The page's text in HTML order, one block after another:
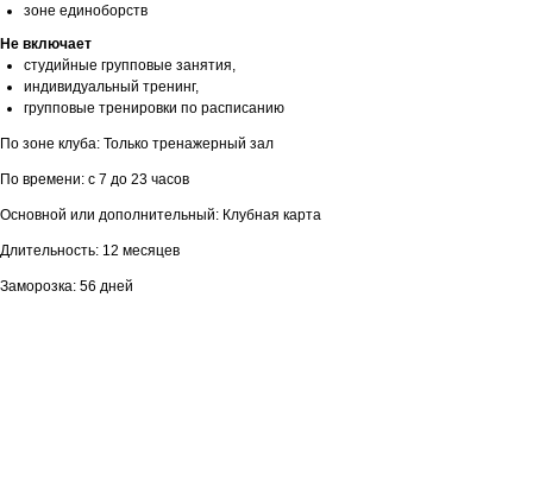
зоне единоборств
Не включает
студийные групповые занятия,
индивидуальный тренинг,
групповые тренировки по расписанию
По зоне клуба: Только тренажерный зал
По времени: с 7 до 23 часов
Основной или дополнительный: Клубная карта
Длительность: 12 месяцев
Заморозка: 56 дней